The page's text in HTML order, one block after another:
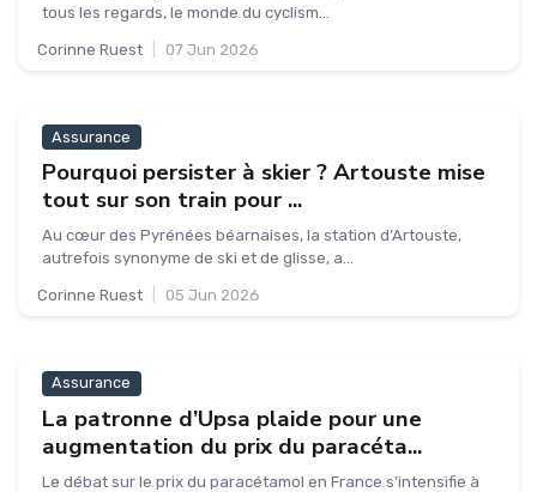
tous les regards, le monde du cyclism...
Corinne Ruest 07 Jun 2026
Assurance
Pourquoi persister à skier ? Artouste mise
tout sur son train pour ...
Au cœur des Pyrénées béarnaises, la station d’Artouste,
autrefois synonyme de ski et de glisse, a...
Corinne Ruest 05 Jun 2026
Assurance
La patronne d’Upsa plaide pour une
augmentation du prix du paracéta...
Le débat sur le prix du paracétamol en France s’intensifie à